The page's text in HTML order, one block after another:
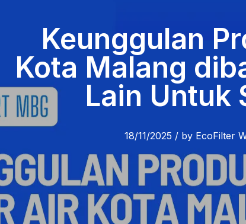
Keunggulan
Kota Malang
Lain Untuk
18/11/2025 / by EcoFilter